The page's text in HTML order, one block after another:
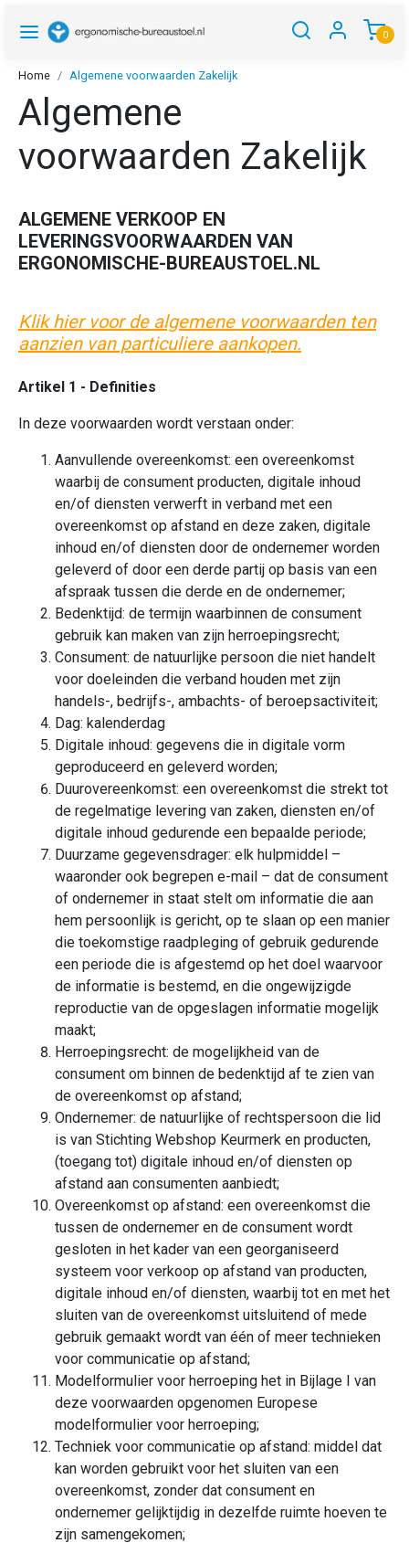
0
Home Algemene voorwaarden Zakelijk
Algemene
voorwaarden Zakelijk
ALGEMENE VERKOOP EN
LEVERINGSVOORWAARDEN VAN
ERGONOMISCHE-BUREAUSTOEL.NL
Klik hier voor de algemene voorwaarden ten
aanzien van particuliere aankopen.
Artikel 1 - Definities
In deze voorwaarden wordt verstaan onder:
Aanvullende overeenkomst: een overeenkomst
waarbij de consument producten, digitale inhoud
en/of diensten verwerft in verband met een
overeenkomst op afstand en deze zaken, digitale
inhoud en/of diensten door de ondernemer worden
geleverd of door een derde partij op basis van een
afspraak tussen die derde en de ondernemer;
Bedenktijd: de termijn waarbinnen de consument
gebruik kan maken van zijn herroepingsrecht;
Consument: de natuurlijke persoon die niet handelt
voor doeleinden die verband houden met zijn
handels-, bedrijfs-, ambachts- of beroepsactiviteit;
Dag: kalenderdag
Digitale inhoud: gegevens die in digitale vorm
geproduceerd en geleverd worden;
Duurovereenkomst: een overeenkomst die strekt tot
de regelmatige levering van zaken, diensten en/of
digitale inhoud gedurende een bepaalde periode;
Duurzame gegevensdrager: elk hulpmiddel –
waaronder ook begrepen e-mail – dat de consument
of ondernemer in staat stelt om informatie die aan
hem persoonlijk is gericht, op te slaan op een manier
die toekomstige raadpleging of gebruik gedurende
een periode die is afgestemd op het doel waarvoor
de informatie is bestemd, en die ongewijzigde
reproductie van de opgeslagen informatie mogelijk
maakt;
Herroepingsrecht: de mogelijkheid van de
consument om binnen de bedenktijd af te zien van
de overeenkomst op afstand;
Ondernemer: de natuurlijke of rechtspersoon die lid
is van Stichting Webshop Keurmerk en producten,
(toegang tot) digitale inhoud en/of diensten op
afstand aan consumenten aanbiedt;
Overeenkomst op afstand: een overeenkomst die
tussen de ondernemer en de consument wordt
gesloten in het kader van een georganiseerd
systeem voor verkoop op afstand van producten,
digitale inhoud en/of diensten, waarbij tot en met het
sluiten van de overeenkomst uitsluitend of mede
gebruik gemaakt wordt van één of meer technieken
voor communicatie op afstand;
Modelformulier voor herroeping het in Bijlage I van
deze voorwaarden opgenomen Europese
modelformulier voor herroeping;
Techniek voor communicatie op afstand: middel dat
kan worden gebruikt voor het sluiten van een
overeenkomst, zonder dat consument en
ondernemer gelijktijdig in dezelfde ruimte hoeven te
zijn samengekomen;